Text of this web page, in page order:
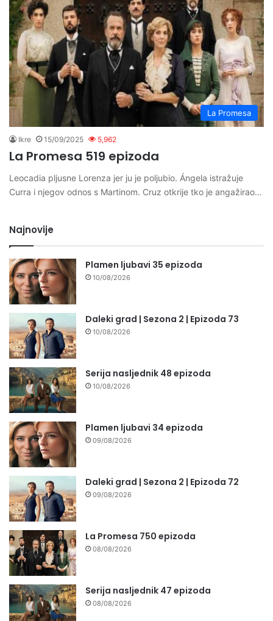
La Promesa
Ikre 15/09/2025 5,962
La Promesa 519 epizoda
Leocadia pljusne Lorenza jer ju je poljubio. Ángela istražuje
Curra i njegov odnos s Martinom. Cruz otkrije tko je angažirao…
Najnovije
Plamen ljubavi 35 epizoda
10/08/2026
Daleki grad | Sezona 2 | Epizoda 73
10/08/2026
Serija nasljednik 48 epizoda
10/08/2026
Plamen ljubavi 34 epizoda
09/08/2026
Daleki grad | Sezona 2 | Epizoda 72
09/08/2026
La Promesa 750 epizoda
08/08/2026
Serija nasljednik 47 epizoda
08/08/2026